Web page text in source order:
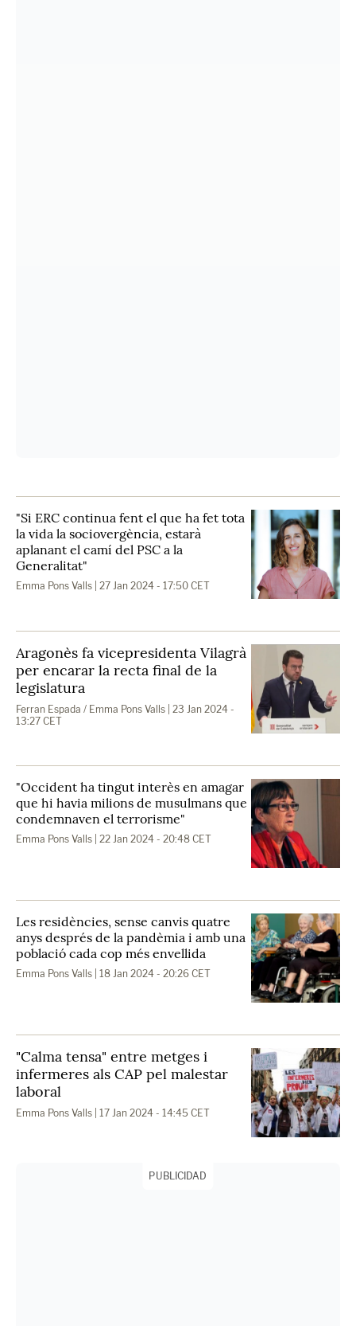
"Si ERC continua fent el que ha fet tota
la vida la sociovergència, estarà
aplanant el camí del PSC a la
Generalitat"
Emma Pons Valls | 27 Jan 2024 - 17:50 CET
Aragonès fa vicepresidenta Vilagrà
per encarar la recta final de la
legislatura
Ferran Espada / Emma Pons Valls | 23 Jan 2024 -
13:27 CET
"Occident ha tingut interès en amagar
que hi havia milions de musulmans que
condemnaven el terrorisme"
Emma Pons Valls | 22 Jan 2024 - 20:48 CET
Les residències, sense canvis quatre
anys després de la pandèmia i amb una
població cada cop més envellida
Emma Pons Valls | 18 Jan 2024 - 20:26 CET
"Calma tensa" entre metges i
infermeres als CAP pel malestar
laboral
Emma Pons Valls | 17 Jan 2024 - 14:45 CET
PUBLICIDAD